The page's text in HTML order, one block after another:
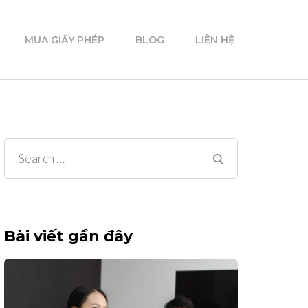
MUA GIẤY PHÉP BLOG LIÊN HỆ
Search
for:
Bài viết gần đây